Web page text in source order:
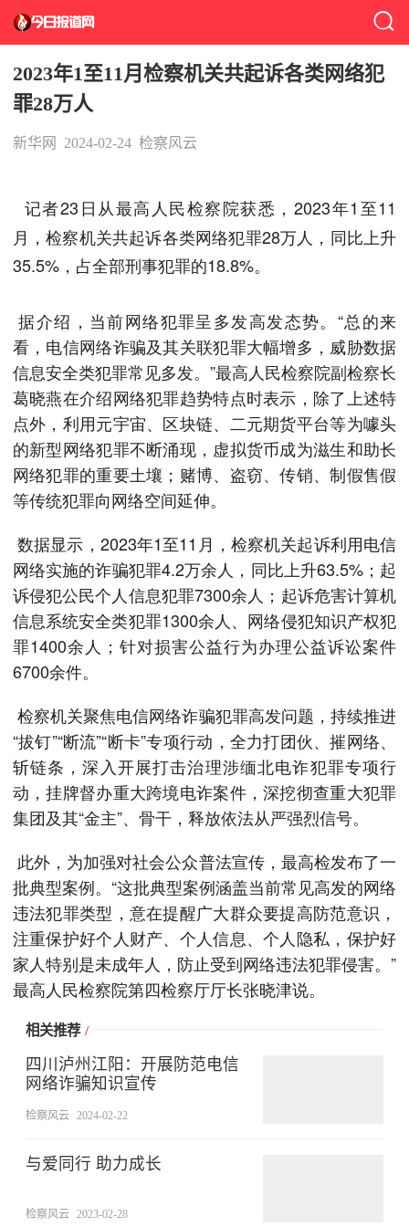
2023年1至11月检察机关共起诉各类网络犯
罪28万人
新华网 2024-02-24 检察风云
记者23日从最高人民检察院获悉，2023年1至11
月，检察机关共起诉各类网络犯罪28万人，同比上升
35.5%，占全部刑事犯罪的18.8%。
据介绍，当前网络犯罪呈多发高发态势。“总的来
看，电信网络诈骗及其关联犯罪大幅增多，威胁数据
信息安全类犯罪常见多发。”最高人民检察院副检察长
葛晓燕在介绍网络犯罪趋势特点时表示，除了上述特
点外，利用元宇宙、区块链、二元期货平台等为噱头
的新型网络犯罪不断涌现，虚拟货币成为滋生和助长
网络犯罪的重要土壤；赌博、盗窃、传销、制假售假
等传统犯罪向网络空间延伸。
数据显示，2023年1至11月，检察机关起诉利用电信
网络实施的诈骗犯罪4.2万余人，同比上升63.5%；起
诉侵犯公民个人信息犯罪7300余人；起诉危害计算机
信息系统安全类犯罪1300余人、网络侵犯知识产权犯
罪1400余人；针对损害公益行为办理公益诉讼案件
6700余件。
检察机关聚焦电信网络诈骗犯罪高发问题，持续推进
“拔钉”“断流”“断卡”专项行动，全力打团伙、摧网络、
斩链条，深入开展打击治理涉缅北电诈犯罪专项行
动，挂牌督办重大跨境电诈案件，深挖彻查重大犯罪
集团及其“金主”、骨干，释放依法从严强烈信号。
此外，为加强对社会公众普法宣传，最高检发布了一
批典型案例。“这批典型案例涵盖当前常见高发的网络
违法犯罪类型，意在提醒广大群众要提高防范意识，
注重保护好个人财产、个人信息、个人隐私，保护好
家人特别是未成年人，防止受到网络违法犯罪侵害。”
最高人民检察院第四检察厅厅长张晓津说。
相关推荐 /
四川泸州江阳：开展防范电信
网络诈骗知识宣传
检察风云 2024-02-22
与爱同行 助力成长
检察风云 2023-02-28